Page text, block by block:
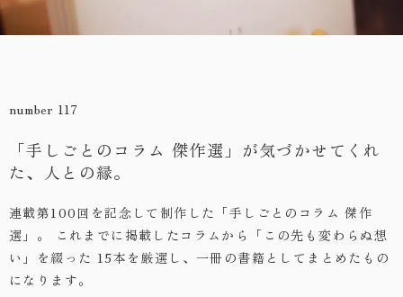
number 117
「手しごとのコラム 傑作選」が気づかせてくれ
た、人との縁。
連載第100回を記念して制作した「手しごとのコラム 傑作
選」。
これまでに掲載したコラムから「この先も変わらぬ想
い」を綴った 15本を厳選し、一冊の書籍としてまとめたもの
になります。
- リノベーション
- 家・不動産の利活用
- コンセプトハウス5
・お問い合わせ